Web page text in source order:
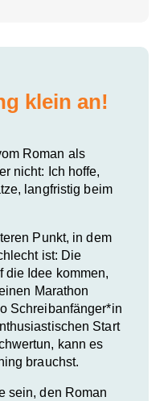
klein an!
Roman als
nicht: Ich hoffe,
langfristig beim
Punkt, in dem
ist: Die
die Idee kommen,
Marathon
Schreibanfänger*in
Start
kann es
brauchst.
sein, den Roman